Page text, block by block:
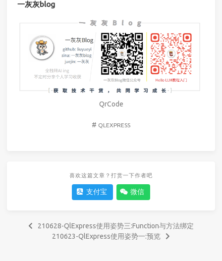
一灰灰blog
QrCode
# QLEXPRESS
喜欢这篇文章？打赏一下作者吧
支付宝 微信
210628-QlExpress使用姿势三:Function与方法绑定
210623-QlExpress使用姿势一:预览